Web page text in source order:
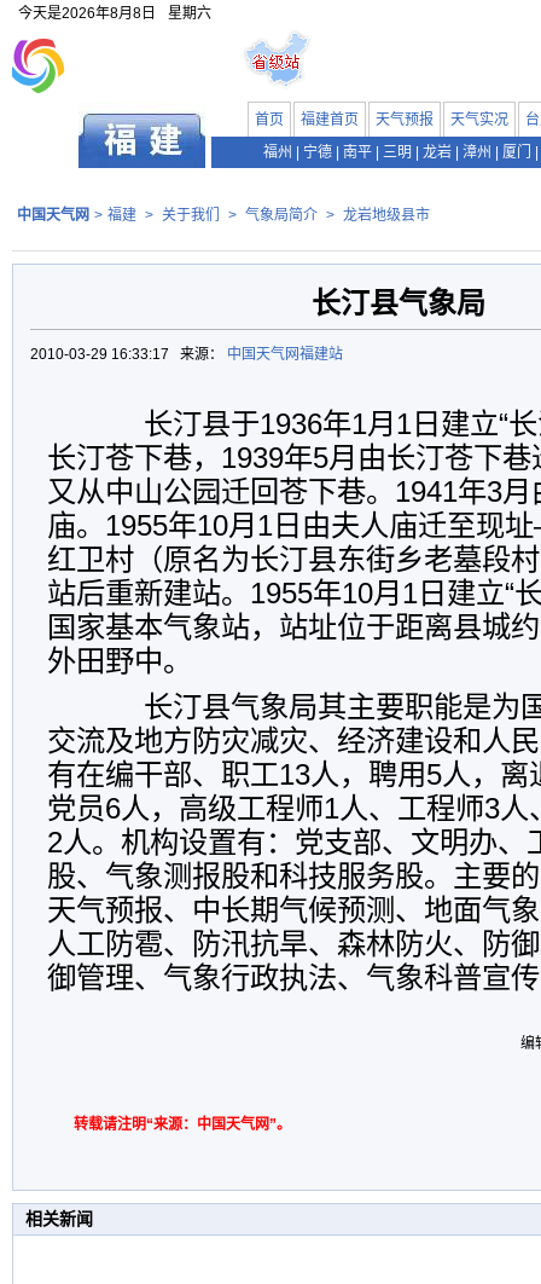
今天是2026年8月8日 星期六
首页 福建首页 天气预报 天气实况
福州
宁德 南平 三明 龙岩 漳州 厦门
中国天气网 > 福建 > 关于我们 > 气象局简介 > 龙岩地级县市
长汀县气象局
2010-03-29 16:33:17 来源： 中国天气网福建站
长汀县于1936年1月1日建立“长
长汀苍下巷，1939年5月由长汀苍下
又从中山公园迁回苍下巷。1941年3
庙。1955年10月1日由夫人庙迁至现
红卫村（原名为长汀县东街乡老墓段
站后重新建站。1955年10月1日建立“
国家基本气象站，站址位于距离县城
外田野中。
长汀县气象局其主要职能是为
交流及地方防灾减灾、经济建设和人
有在编干部、职工13人，聘用5人，离
党员6人，高级工程师1人、工程师3人
2人。机构设置有：党支部、文明办、
股、气象测报股和科技服务股。主要
天气预报、中长期气候预测、地面气
人工防雹、防汛抗旱、森林防火、防
御管理、气象行政执法、气象科普宣
编
转载请注明“来源：中国天气网”。
相关新闻